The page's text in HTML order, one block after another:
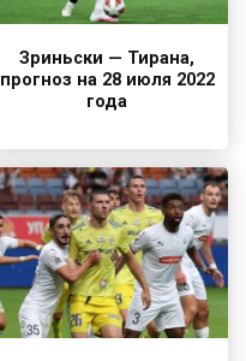
Зриньски — Тирана,
прогноз на 28 июля 2022
года